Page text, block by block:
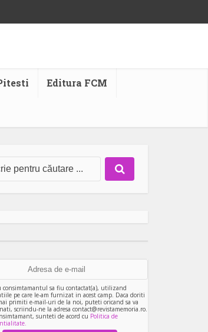
Editura FCM
consimtamantul sa fiu contactat(a), utilizand
pe care le-am furnizat in acest camp. Daca doriti
primiti e-mail-uri de la noi, puteti oricand sa va
scriindu-ne la adresa contact@revistamemoria.ro.
sunteti de acord cu Politica de